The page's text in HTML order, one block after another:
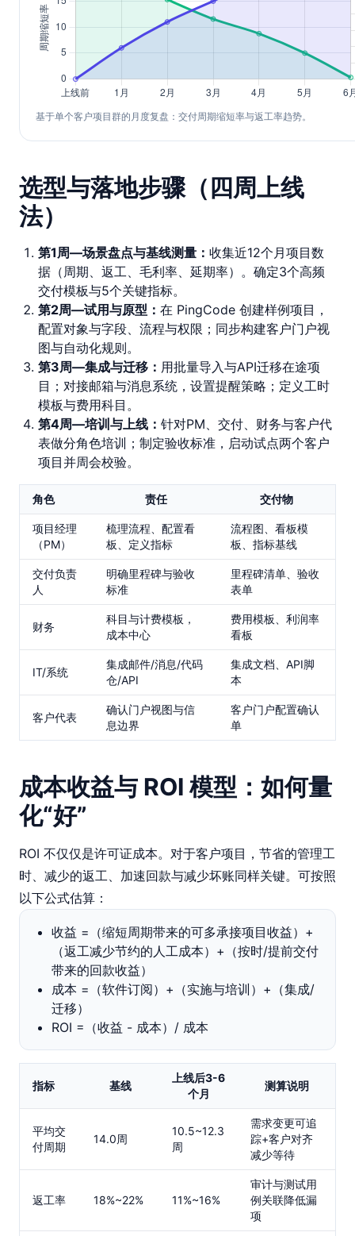
基于单个客户项目群的月度复盘：交付周期缩短率与返工率趋势。
选型与落地步骤（四周上线
法）
第1周—场景盘点与基线测量： 收集近12个月项目数
据（周期、返工、毛利率、延期率）。确定3个高频
交付模板与5个关键指标。
第2周—试用与原型： 在 PingCode 创建样例项目，
配置对象与字段、流程与权限；同步构建客户门户视
图与自动化规则。
第3周—集成与迁移： 用批量导入与API迁移在途项
目；对接邮箱与消息系统，设置提醒策略；定义工时
模板与费用科目。
第4周—培训与上线： 针对PM、交付、财务与客户代
表做分角色培训；制定验收标准，启动试点两个客户
项目并周会校验。
角色 责任 交付物
项目经理
（PM）
梳理流程、配置看
板、定义指标
流程图、看板模
板、指标基线
交付负责
人
明确里程碑与验收
标准
里程碑清单、验收
表单
财务
科目与计费模板，
成本中心
费用模板、利润率
看板
IT/系统
集成邮件/消息/代码
仓/API
集成文档、API脚
本
客户代表
确认门户视图与信
息边界
客户门户配置确认
单
成本收益与 ROI 模型：如何量
化“好”
ROI 不仅仅是许可证成本。对于客户项目，节省的管理工
时、减少的返工、加速回款与减少坏账同样关键。可按照
以下公式估算：
收益 =（缩短周期带来的可多承接项目收益）+
（返工减少节约的人工成本）+（按时/提前交付
带来的回款收益）
成本 =（软件订阅）+（实施与培训）+（集成/
迁移）
ROI =（收益 - 成本）/ 成本
指标 基线
上线后3-6
个月
测算说明
平均交
付周期
14.0周
10.5~12.3
周
需求变更可追
踪+客户对齐
减少等待
返工率 18%~22% 11%~16%
审计与测试用
例关联降低漏
项